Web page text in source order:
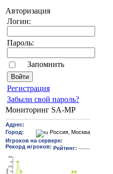
Авторизация
Логин:
Пароль:
Запомнить
Pегиcтрaция
Забыли свой пароль?
Мониторинг SA-MP